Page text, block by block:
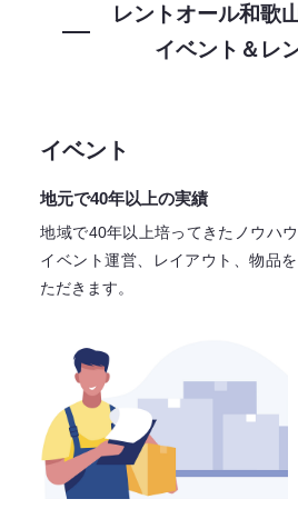
レントオール和歌
イベント＆レ
イベント
地元で40年以上の実績
地域で40年以上培ってきたノウハ
イベント運営、レイアウト、物品
ただきます。